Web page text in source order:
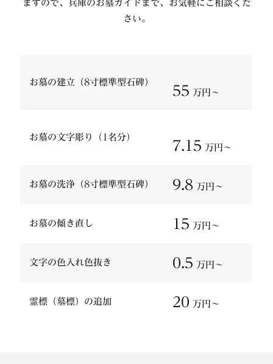
ますので、兵庫のお墓ガイドまで、お気軽にご相談くだ
さい。
お墓の建立（8寸標準型石碑）
55 万円〜
お墓の文字彫り（1名分）
7.15 万円〜
お墓の洗浄（8寸標準型石碑） 9.8 万円〜
お墓の傾き直し 15 万円〜
文字の色入れ色抜き 0.5 万円〜
霊標（墓標）の追加 20 万円〜